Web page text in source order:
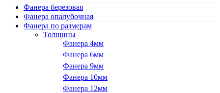
Фанера березовая
Фанера опалубочная
Фанера по размерам
Толщины
Фанера 4мм
Фанера 6мм
Фанера 9мм
Фанера 10мм
Фанера 12мм